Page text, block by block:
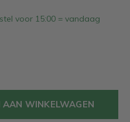
voor 15:00 = vandaag
AAN WINKELWAGEN